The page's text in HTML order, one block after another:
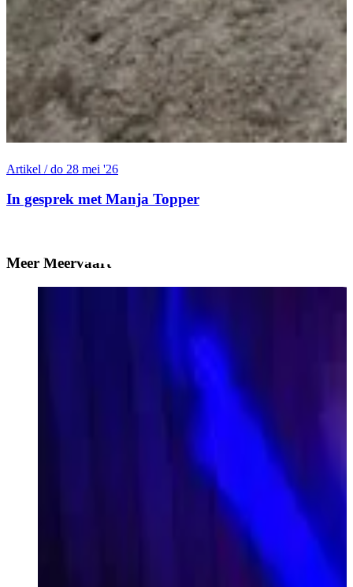
Artikel / do 28 mei '26
In gesprek met Manja Topper
Meer Meervaart